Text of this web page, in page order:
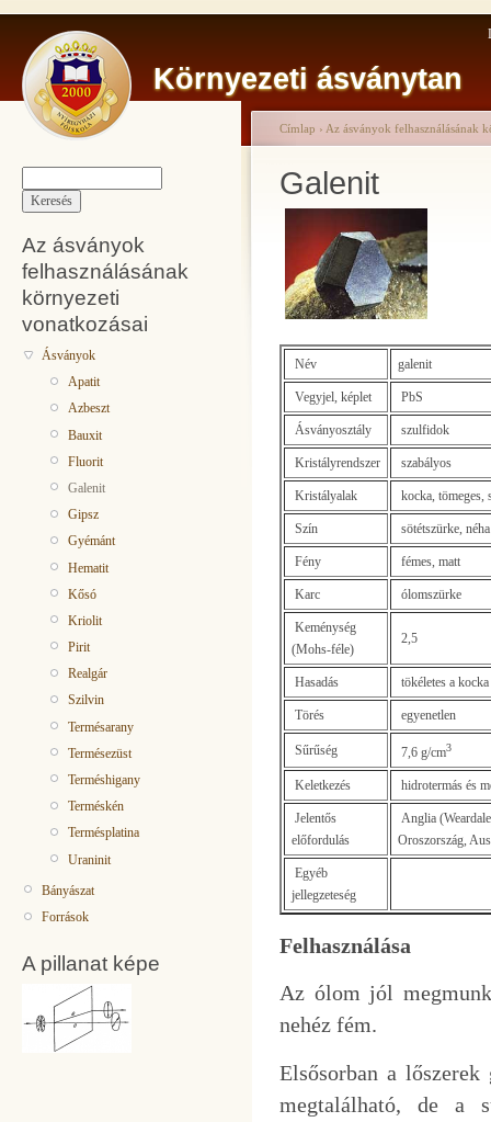
Környezeti ásványtan
Az ásványok
felhasználásának
környezeti
vonatkozásai
Ásványok
Apatit
Azbeszt
Bauxit
Fluorit
Galenit
Gipsz
Gyémánt
Hematit
Kősó
Kriolit
Pirit
Realgár
Szilvin
Termésarany
Termésezüst
Terméshigany
Terméskén
Termésplatina
Uraninit
Bányászat
Források
A pillanat képe
Címlap › Az ásványok felhasználásának
Galenit
Név galenit
Vegyjel, képlet PbS
Ásványosztály szulfidok
Kristályrendszer szabályos
Kristályalak kocka, tömeges,
Szín sötétszürke,
Fény fémes, matt
Karc ólomszürke
Keménység
(Mohs-féle)
2,5
Hasadás tökéletes a
Törés egyenetlen
Sűrűség 7,6 g/cm3
Keletkezés hidrotermás és
Jelentős
előfordulás
Anglia
Oroszország,
Egyéb
jellegzeteség
Felhasználása
Az ólom jól
nehéz fém.
Elsősorban a
megtalálható, de a